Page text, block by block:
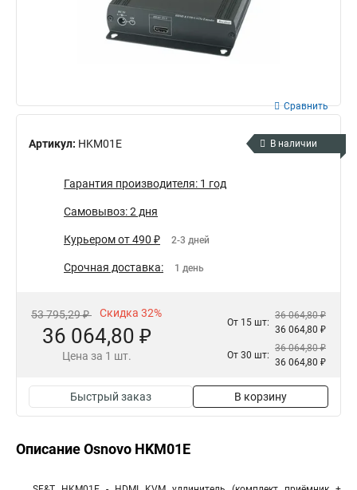
Артикул: HKM01E
Сравнить
В наличии
Гарантия производителя: 1 год
Самовывоз: 2 дня
Курьером от 490 ₽ 2-3 дней
Срочная доставка: 1 день
53 795,29 ₽ Скидка 32%
36 064,80 ₽
Цена за 1 шт.
От 15 шт:
36 064,80 ₽
36 064,80 ₽
От 30 шт:
36 064,80 ₽
36 064,80 ₽
Быстрый заказ В корзину
Описание Osnovo HKM01E